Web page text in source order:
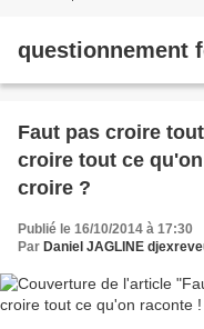
questionnement
Faut pas croire
croire tout ce
croire ?
Publié le 16/10/2014 à 17:30
Par Daniel JAGLINE